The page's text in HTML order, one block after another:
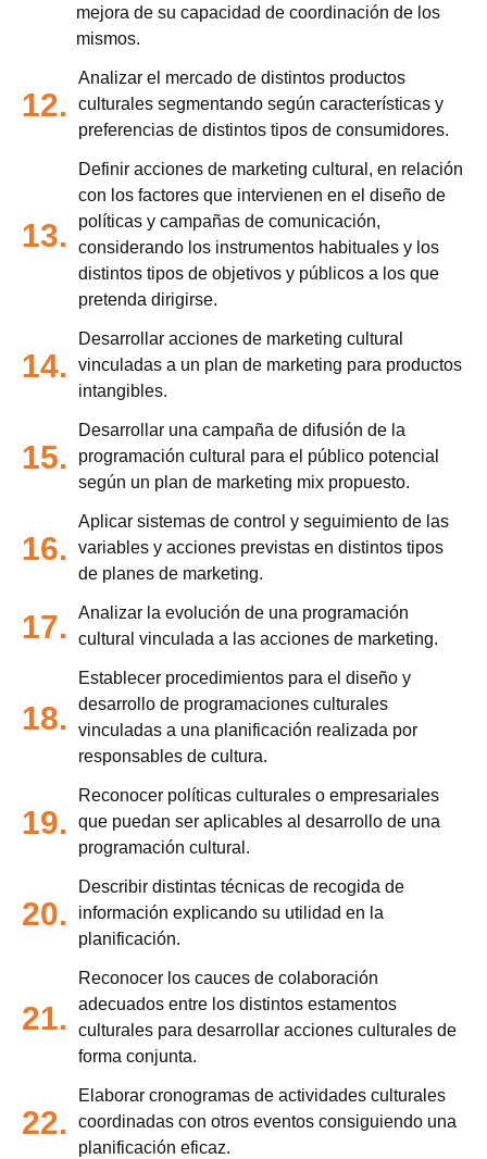
mejora de su capacidad de coordinación de los
mismos.
12.
Analizar el mercado de distintos productos
culturales segmentando según características y
preferencias de distintos tipos de consumidores.
13.
Definir acciones de marketing cultural, en relación
con los factores que intervienen en el diseño de
políticas y campañas de comunicación,
considerando los instrumentos habituales y los
distintos tipos de objetivos y públicos a los que
pretenda dirigirse.
14.
Desarrollar acciones de marketing cultural
vinculadas a un plan de marketing para productos
intangibles.
15.
Desarrollar una campaña de difusión de la
programación cultural para el público potencial
según un plan de marketing mix propuesto.
16.
Aplicar sistemas de control y seguimiento de las
variables y acciones previstas en distintos tipos
de planes de marketing.
17.
Analizar la evolución de una programación
cultural vinculada a las acciones de marketing.
18.
Establecer procedimientos para el diseño y
desarrollo de programaciones culturales
vinculadas a una planificación realizada por
responsables de cultura.
19.
Reconocer políticas culturales o empresariales
que puedan ser aplicables al desarrollo de una
programación cultural.
20.
Describir distintas técnicas de recogida de
información explicando su utilidad en la
planificación.
21.
Reconocer los cauces de colaboración
adecuados entre los distintos estamentos
culturales para desarrollar acciones culturales de
forma conjunta.
22.
Elaborar cronogramas de actividades culturales
coordinadas con otros eventos consiguiendo una
planificación eficaz.